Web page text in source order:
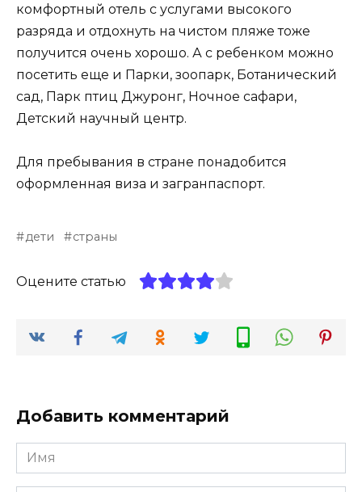
комфортный отель с услугами высокого
разряда и отдохнуть на чистом пляже тоже
получится очень хорошо. А с ребенком можно
посетить еще и Парки, зоопарк, Ботанический
сад, Парк птиц Джуронг, Ночное сафари,
Детский научный центр.
Для пребывания в стране понадобится
оформленная виза и загранпаспорт.
дети страны
Оцените статью
Добавить комментарий
Имя
*